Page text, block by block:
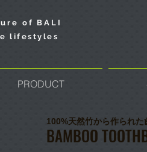
of BALI
lifestyles
PRODUCT
BAMBOO
100%天然竹から作られ